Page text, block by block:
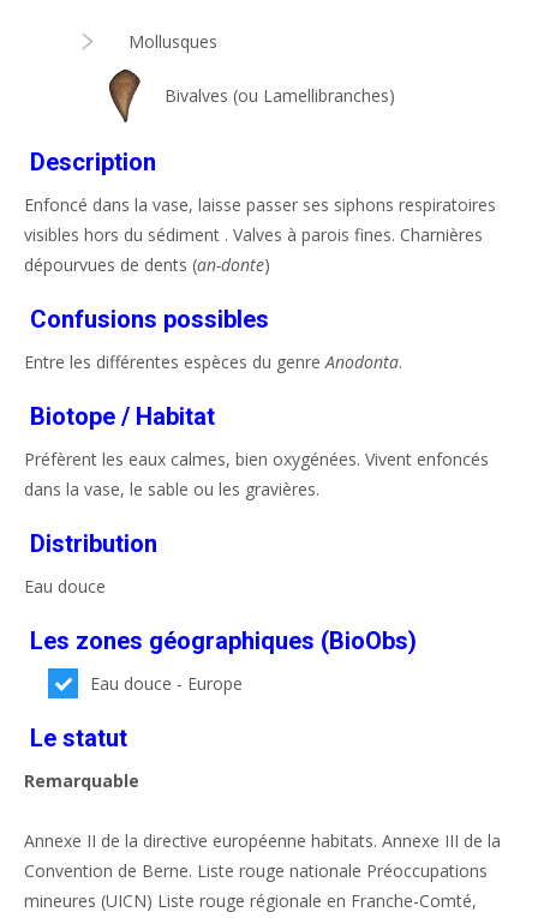
Mollusques
Bivalves (ou Lamellibranches)
Description
Enfoncé dans la vase, laisse passer ses siphons respiratoires
visibles hors du sédiment . Valves à parois fines. Charnières
dépourvues de dents (an-donte)
Confusions possibles
Entre les différentes espèces du genreAnodonta.
Biotope / Habitat
Préfèrent les eaux calmes, bien oxygénées. Vivent enfoncés
dans la vase, le sable ou les gravières.
Distribution
Eau douce
Les zones géographiques (BioObs)
Eau douce - Europe
Le statut
Remarquable
Annexe II de la directive européenne habitats. Annexe III de la
Convention de Berne. Liste rouge nationale Préoccupations
mineures (UICN) Liste rouge régionale en Franche-Comté,